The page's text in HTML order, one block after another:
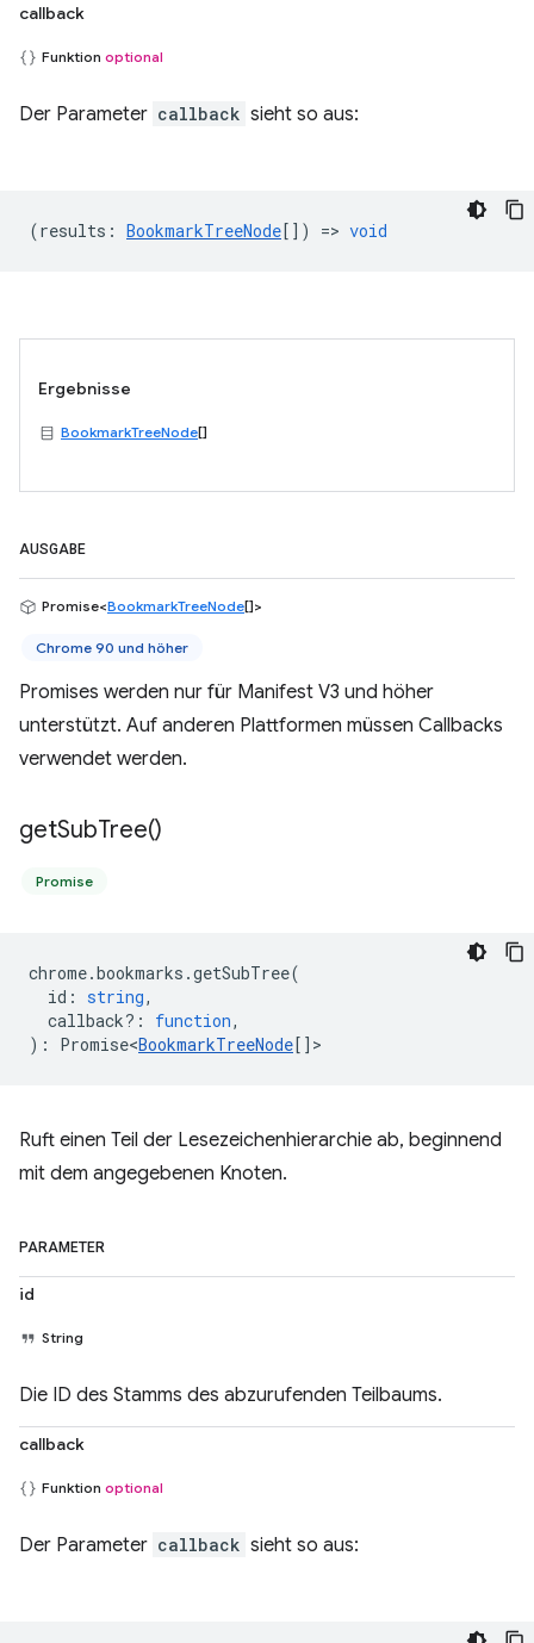
callback
Funktion optional
Der Parameter callback sieht so aus:
(results : BookmarkTreeNode[]) => void
Ergebnisse
BookmarkTreeNode[]
AUSGABE
Promise<BookmarkTreeNode[]>
Chrome 90 und höher
Promises werden nur für Manifest V3 und höher
unterstützt. Auf anderen Plattformen müssen Callbacks
verwendet werden.
getSubTree()
Promise
chrome.bookmarks .getSubTree(
id : string,
callback? : function,
) : Promise<BookmarkTreeNode[] >
Ruft einen Teil der Lesezeichenhierarchie ab, beginnend
mit dem angegebenen Knoten.
PARAMETER
id
String
Die ID des Stamms des abzurufenden Teilbaums.
callback
Funktion optional
Der Parameter callback sieht so aus: